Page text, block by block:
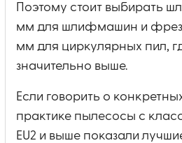
Поэтому стоит выбирать
мм для шлифмашин и
мм для циркулярных пил,
значительно выше.
Если говорить о
практике пылесосы с
EU2 и выше показали